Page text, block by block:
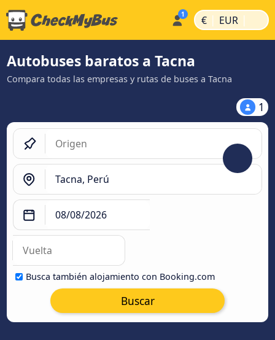
€ | EUR |
Autobuses baratos a Tacna
Compara todas las empresas y rutas de buses a Tacna
1
Busca también alojamiento con Booking.com
Buscar